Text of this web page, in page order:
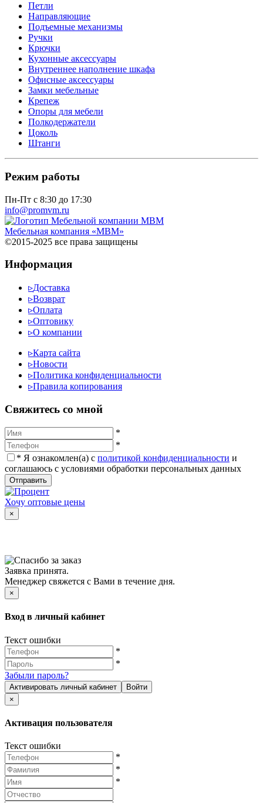
Петли
Направляющие
Подъемные механизмы
Ручки
Крючки
Кухонные аксессуары
Внутреннее наполнение шкафа
Офисные аксессуары
Замки мебельные
Крепеж
Опоры для мебели
Полкодержатели
Цоколь
Штанги
Режим работы
Пн-Пт с 8:30 до 17:30
info@promvm.ru
Мебельная компания «МВМ»
©2015-2025 все права защищены
Информация
▹Доставка
▹Возврат
▹Оплата
▹Оптовику
▹О компании
▹Карта сайта
▹Новости
▹Политика конфиденциальности
▹Правила копирования
Cвяжитесь со мной
*
*
* Я ознакомлен(а) с политикой конфиденциальности и
соглашаюсь с условиями обработки персональных данных
Отправить
Хочу оптовые цены
×
Заявка принята.
Менеджер свяжется с Вами в течение дня.
×
Вход в личный кабинет
Текст ошибки
*
*
Забыли пароль?
Активировать личный кабинет
Войти
×
Активация пользователя
Текст ошибки
*
*
*